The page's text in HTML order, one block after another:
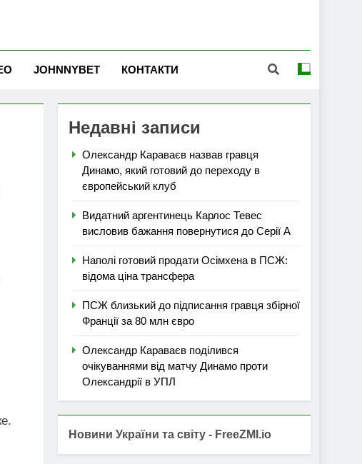
JOHNNYBET КОНТАКТИ
Недавні записи
Олександр Караваєв назвав гравця
Динамо, який готовий до переходу в
європейський клуб
Видатний аргентинець Карлос Тевес
висловив бажання повернутися до Серії А
Наполі готовий продати Осімхена в ПСЖ:
відома ціна трансфера
ПСЖ близький до підписання гравця збірної
Франції за 80 млн євро
Олександр Караваєв поділився
очікуваннями від матчу Динамо проти
Олександрії в УПЛ
Новини України та світу - FreeZMI.io